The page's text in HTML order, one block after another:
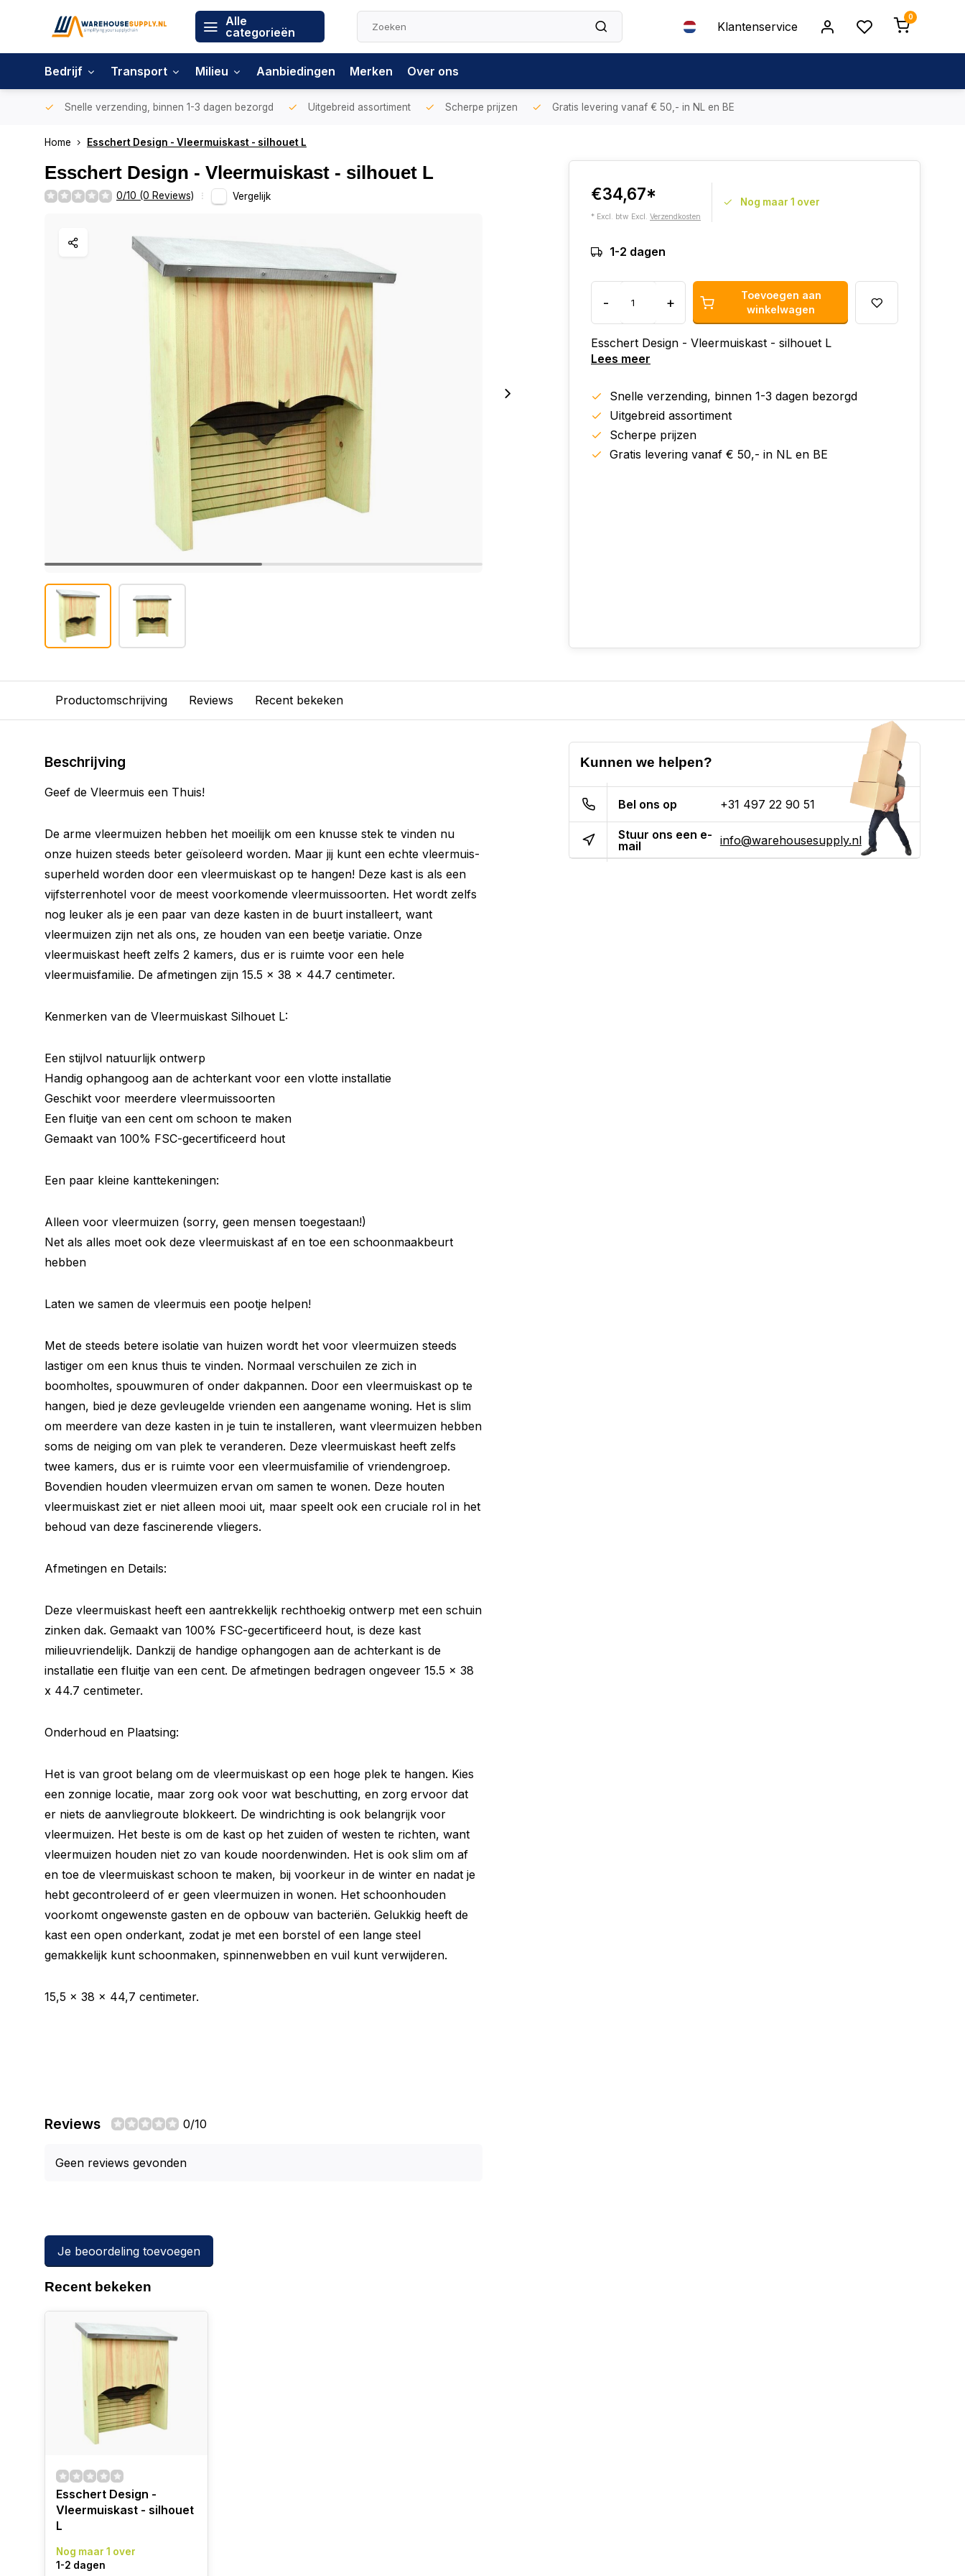
Alle
categorieën
Klantenservice
0
Bedrijf Transport Milieu Aanbiedingen Merken Over ons
Snelle verzending, binnen 1-3 dagen bezorgd Uitgebreid assortiment Scherpe prijzen Gratis levering vanaf € 50,- in NL en BE
Home Esschert Design - Vleermuiskast - silhouet L
Esschert Design - Vleermuiskast - silhouet L
0/10 (0 Reviews) Vergelijk €34,67*
* Excl. btw Excl. Verzendkosten
Nog maar 1 over
1-2 dagen
- +
Toevoegen aan
winkelwagen
Esschert Design - Vleermuiskast - silhouet L
Lees meer
Snelle verzending, binnen 1-3 dagen bezorgd
Uitgebreid assortiment
Scherpe prijzen
Gratis levering vanaf € 50,- in NL en BE
Productomschrijving Reviews Recent bekeken
Beschrijving
Geef de Vleermuis een Thuis!
De arme vleermuizen hebben het moeilijk om een knusse stek te vinden nu
onze huizen steeds beter geïsoleerd worden. Maar jij kunt een echte vleermuis-
superheld worden door een vleermuiskast op te hangen! Deze kast is als een
vijfsterrenhotel voor de meest voorkomende vleermuissoorten. Het wordt zelfs
nog leuker als je een paar van deze kasten in de buurt installeert, want
vleermuizen zijn net als ons, ze houden van een beetje variatie. Onze
vleermuiskast heeft zelfs 2 kamers, dus er is ruimte voor een hele
vleermuisfamilie. De afmetingen zijn 15.5 x 38 x 44.7 centimeter.
Kenmerken van de Vleermuiskast Silhouet L:
Een stijlvol natuurlijk ontwerp
Handig ophangoog aan de achterkant voor een vlotte installatie
Geschikt voor meerdere vleermuissoorten
Een fluitje van een cent om schoon te maken
Gemaakt van 100% FSC-gecertificeerd hout
Een paar kleine kanttekeningen:
Alleen voor vleermuizen (sorry, geen mensen toegestaan!)
Net als alles moet ook deze vleermuiskast af en toe een schoonmaakbeurt
hebben
Laten we samen de vleermuis een pootje helpen!
Met de steeds betere isolatie van huizen wordt het voor vleermuizen steeds
lastiger om een knus thuis te vinden. Normaal verschuilen ze zich in
boomholtes, spouwmuren of onder dakpannen. Door een vleermuiskast op te
hangen, bied je deze gevleugelde vrienden een aangename woning. Het is slim
om meerdere van deze kasten in je tuin te installeren, want vleermuizen hebben
soms de neiging om van plek te veranderen. Deze vleermuiskast heeft zelfs
twee kamers, dus er is ruimte voor een vleermuisfamilie of vriendengroep.
Bovendien houden vleermuizen ervan om samen te wonen. Deze houten
vleermuiskast ziet er niet alleen mooi uit, maar speelt ook een cruciale rol in het
behoud van deze fascinerende vliegers.
Afmetingen en Details:
Deze vleermuiskast heeft een aantrekkelijk rechthoekig ontwerp met een schuin
zinken dak. Gemaakt van 100% FSC-gecertificeerd hout, is deze kast
milieuvriendelijk. Dankzij de handige ophangogen aan de achterkant is de
installatie een fluitje van een cent. De afmetingen bedragen ongeveer 15.5 x 38
x 44.7 centimeter.
Onderhoud en Plaatsing:
Het is van groot belang om de vleermuiskast op een hoge plek te hangen. Kies
een zonnige locatie, maar zorg ook voor wat beschutting, en zorg ervoor dat
er niets de aanvliegroute blokkeert. De windrichting is ook belangrijk voor
vleermuizen. Het beste is om de kast op het zuiden of westen te richten, want
vleermuizen houden niet zo van koude noordenwinden. Het is ook slim om af
en toe de vleermuiskast schoon te maken, bij voorkeur in de winter en nadat je
hebt gecontroleerd of er geen vleermuizen in wonen. Het schoonhouden
voorkomt ongewenste gasten en de opbouw van bacteriën. Gelukkig heeft de
kast een open onderkant, zodat je met een borstel of een lange steel
gemakkelijk kunt schoonmaken, spinnenwebben en vuil kunt verwijderen.
15,5 x 38 x 44,7 centimeter.
Reviews 0/10
Geen reviews gevonden
Je beoordeling toevoegen
Kunnen we helpen?
Bel ons op +31 497 22 90 51
Stuur ons een e-
mail
info@warehousesupply.nl
Recent bekeken
Esschert Design -
Vleermuiskast - silhouet
L
Nog maar 1 over
1-2 dagen